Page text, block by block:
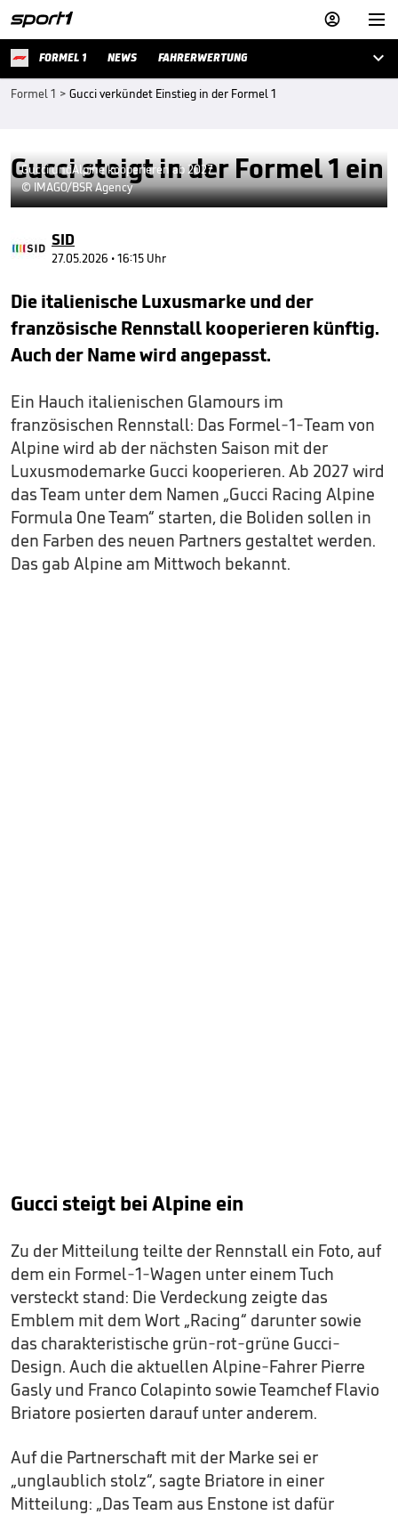


FORMEL 1 NEWS FAHRERWERTUNG 
Formel 1 > Gucci verkündet Einstieg in der Formel 1
Gucci steigt in der Formel 1 ein
Gucci undAlpine kooperieren ab 2027
© IMAGO/BSR Agency
SID
27.05.2026 • 16:15 Uhr
Die italienische Luxusmarke und der
französische Rennstall kooperieren künftig.
Auch der Name wird angepasst.
Ein Hauch italienischen Glamours im
französischen Rennstall: Das Formel-1-Team von
Alpine wird ab der nächsten Saison mit der
Luxusmodemarke Gucci kooperieren. Ab 2027 wird
das Team unter dem Namen „Gucci Racing Alpine
Formula One Team“ starten, die Boliden sollen in
den Farben des neuen Partners gestaltet werden.
Das gab Alpine am Mittwoch bekannt.
Gucci steigt bei Alpine ein
Zu der Mitteilung teilte der Rennstall ein Foto, auf
dem ein Formel-1-Wagen unter einem Tuch
versteckt stand: Die Verdeckung zeigte das
Emblem mit dem Wort „Racing“ darunter sowie
das charakteristische grün-rot-grüne Gucci-
Design. Auch die aktuellen Alpine-Fahrer Pierre
Gasly und Franco Colapinto sowie Teamchef Flavio
Briatore posierten darauf unter anderem.
Auf die Partnerschaft mit der Marke sei er
„unglaublich stolz“, sagte Briatore in einer
Mitteilung: „Das Team aus Enstone ist dafür